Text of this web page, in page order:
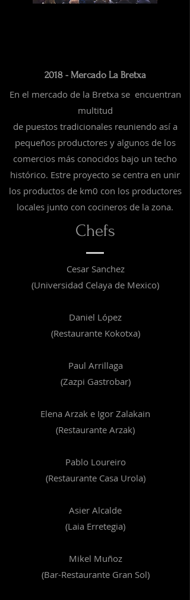
2018 - Mercado La Bretxa
En el mercado de la Bretxa se encuentran
multitud
de puestos tradicionalesreuniendo así a
pequeños productores y algunos de los
comercios más conocidos bajo un techo
histórico. Estre proyecto se centra en unir
los productos de km0 con los productores
locales junto con cocineros de la zona.
Chefs
Cesar Sanchez
(Universidad Celaya de Mexico)
Daniel López
(Restaurante Kokotxa)
Paul Arrillaga
(Zazpi Gastrobar)
Elena Arzak e Igor Zalakain
(Restaurante Arzak)
Pablo Loureiro
(Restaurante Casa Urola)
Asier Alcalde
(Laia Erretegia)
Mikel Muñoz
(Bar-Restaurante Gran Sol)